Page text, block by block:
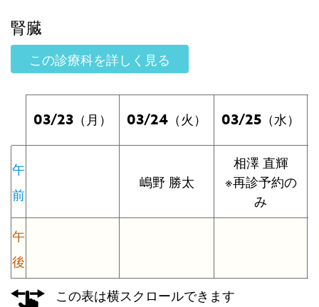
腎臓
この診療科を詳しく見る
03/23 （月） 03/24 （火） 03/25 （水）
午
前
嶋野 勝太
相澤 直輝
※再診予約の
み
午
後
この表は横スクロールできます